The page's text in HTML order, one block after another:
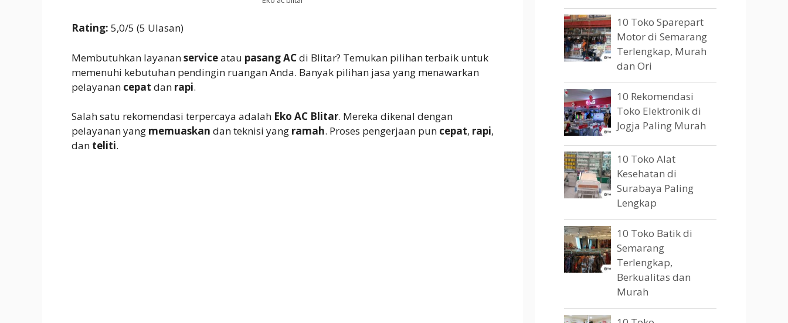
Rating: 5,0/5 (5 Ulasan)
Membutuhkan layananserviceatau pasang ACdi Blitar? Temukan pilihan terbaik untuk
memenuhi kebutuhan pendingin ruangan Anda. Banyak pilihan jasa yang menawarkan
pelayanan cepat dan rapi.
Salah satu rekomendasi terpercaya adalah Eko AC Blitar. Mereka dikenal dengan
pelayanan yang memuaskan dan teknisi yang ramah. Proses pengerjaan pun cepat, rapi,
dan teliti.
10 Toko Sparepart
Motor di Semarang
Terlengkap, Murah
dan Ori
10 Rekomendasi
Toko Elektronik di
Jogja Paling Murah
10 Toko Alat
Kesehatan di
Surabaya Paling
Lengkap
10 Toko Batik di
Semarang
Terlengkap,
Berkualitas dan
Murah